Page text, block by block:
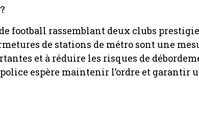
football rassemblant deux clubs
de stations de métro sont une
et à réduire les risques de
espère maintenir l’ordre et garantir